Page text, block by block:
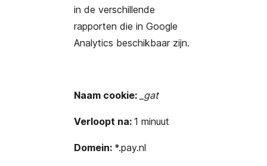
in de verschillende
rapporten die in Google
Analytics beschikbaar zijn.
Naam cookie: _gat
Verloopt na: 1 minuut
Domein: *.pay.nl